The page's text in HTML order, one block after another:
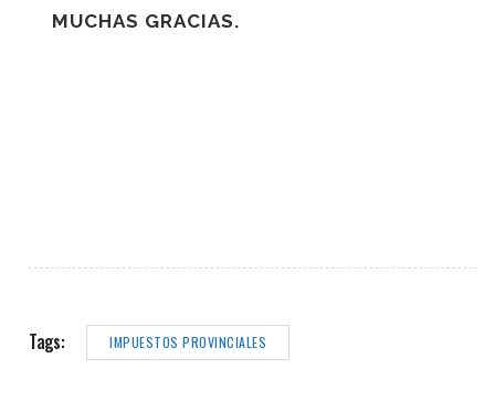
MUCHAS GRACIAS.
Tags: IMPUESTOS PROVINCIALES